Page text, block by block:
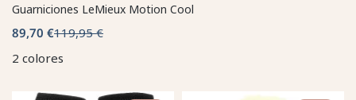
Guarniciones LeMieux Motion Cool
89,70 €119,95 €
2 colores